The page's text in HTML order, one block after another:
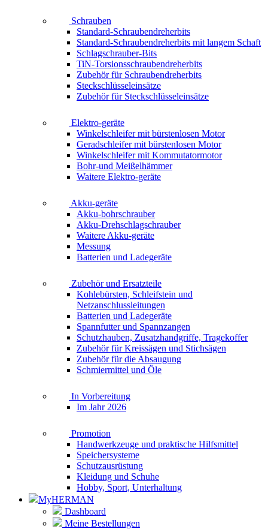
Schrauben
Standard-Schraubendreherbits
Standard-Schraubendreherbits mit langem Schaft
Schlagschrauber-Bits
TiN-Torsionsschraubendreherbits
Zubehör für Schraubendreherbits
Steckschlüsseleinsätze
Zubehör für Steckschlüsseleinsätze
Elektro-geräte
Winkelschleifer mit bürstenlosen Motor
Geradschleifer mit bürstenlosen Motor
Winkelschleifer mit Kommutatormotor
Bohr-und Meißelhämmer
Waitere Elektro-geräte
Akku-geräte
Akku-bohrschrauber
Akku-Drehschlagschrauber
Waitere Akku-geräte
Messung
Batterien und Ladegeräte
Zubehör und Ersatzteile
Kohlebürsten, Schleifstein und
Netzanschlussleitungen
Batterien und Ladegeräte
Spannfutter und Spannzangen
Schutzhauben, Zusatzhandgriffe, Tragekoffer
Zubehör für Kreissägen und Stichsägen
Zubehör für die Absaugung
Schmiermittel und Öle
In Vorbereitung
Im Jahr 2026
Promotion
Handwerkzeuge und praktische Hilfsmittel
Speichersysteme
Schutzausrüstung
Kleidung und Schuhe
Hobby, Sport, Unterhaltung
MyHERMAN
Dashboard
Meine Bestellungen